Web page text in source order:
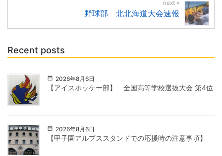
野球部 北北海道大会速報
Recent posts
2026年8月6日
【アイスホッケー部】 全国高等学校選抜大会 第4位
2026年8月6日
【甲子園アルプススタンドでの応援時の注意事項】